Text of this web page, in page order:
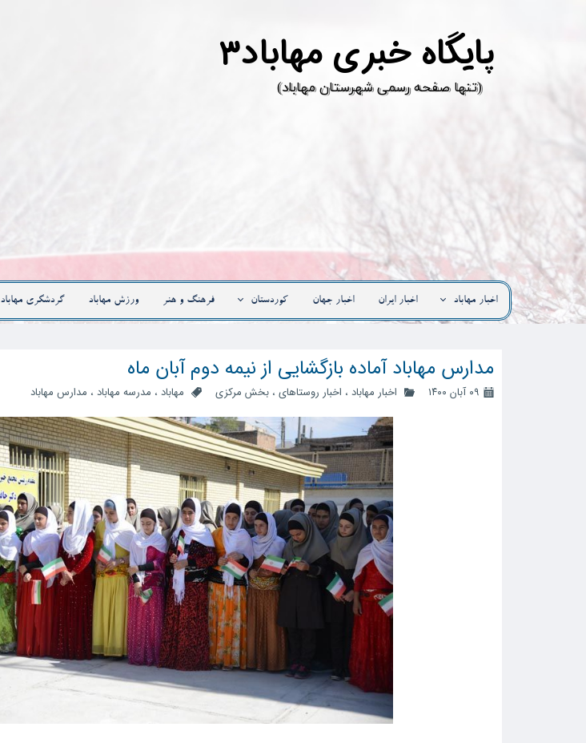
پ
​(تنها صفحه رسمی شهرستان مهاباد)
اخبار مهاباد اخبار ایران اخبار جهان کوردستان فرهنگ و هنر ورزش مهاباد گردشگری مهاباد
مدارس مهاباد آماده بازگشایی از نیمه دوم آبان ماه
۰۹ آبان ۱۴۰۰ اخبار مهاباد ، اخبار روستاهای ،بخش مرکزی مهاباد ، مدرسه مهاباد ، مدارس مهاباد